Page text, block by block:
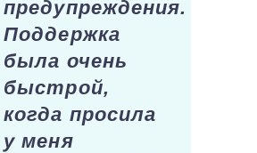
предупреждения.
Поддержка
была очень
быстрой,
когда просила
у меня